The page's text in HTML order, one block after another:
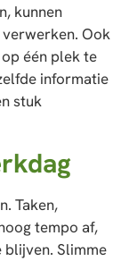
kunnen
Ook
één plek te
informatie
stuk
Taken,
tempo af,
Slimme